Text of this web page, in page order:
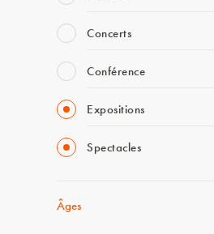
Concerts
Conférence
Expositions
Spectacles
Âges